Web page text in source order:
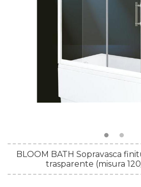
BLOOM BATH Sopravasca
trasparente (misura